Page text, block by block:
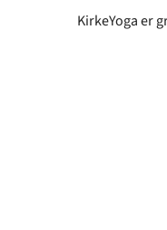
KirkeYoga er